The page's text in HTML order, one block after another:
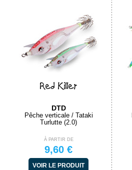
Red Killer
DTD
Pêche verticale / Tataki
Turlutte (2.0)
À PARTIR DE
9,60 €
VOIR LE PRODUIT